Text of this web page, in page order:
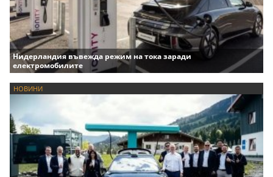
Нидерландия въвежда режим на тока заради
електромобилите
НОВИНИ